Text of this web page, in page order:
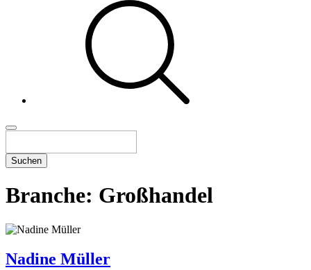
Suchen
Branche: Großhandel
Nadine Müller